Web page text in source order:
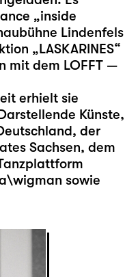
„inside
Lindenfels
„LASKARINES“
mit dem LOFFT —
erhielt sie
Künste,
der
Sachsen, dem
sowie